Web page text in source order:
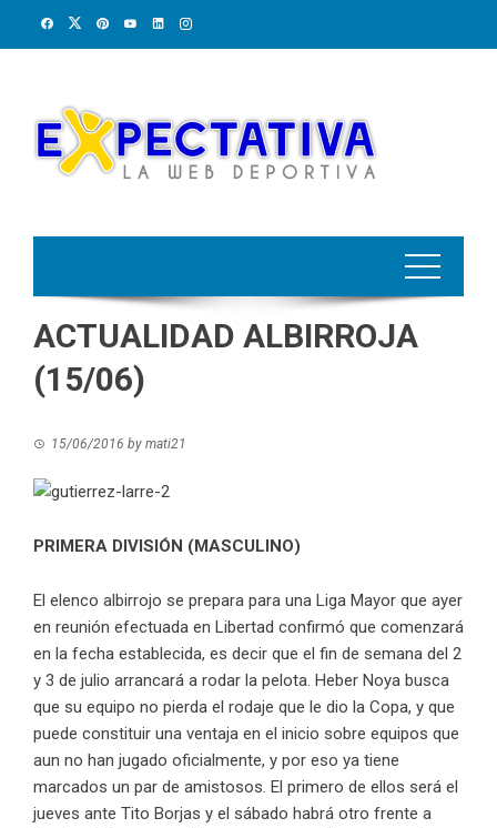
ACTUALIDAD ALBIRROJA
(15/06)
15/06/2016 by mati21
PRIMERA DIVISIÓN (MASCULINO)
El elenco albirrojo se prepara para una Liga Mayor que ayer
en reunión efectuada en Libertad confirmó que comenzará
en la fecha establecida, es decir que el fin de semana del 2
y 3 de julio arrancará a rodar la pelota. Heber Noya busca
que su equipo no pierda el rodaje que le dio la Copa, y que
puede constituir una ventaja en el inicio sobre equipos que
aun no han jugado oficialmente, y por eso ya tiene
marcados un par de amistosos. El primero de ellos será el
jueves ante Tito Borjas y el sábado habrá otro frente a